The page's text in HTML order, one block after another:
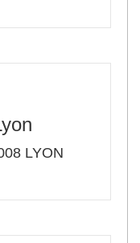
LYON